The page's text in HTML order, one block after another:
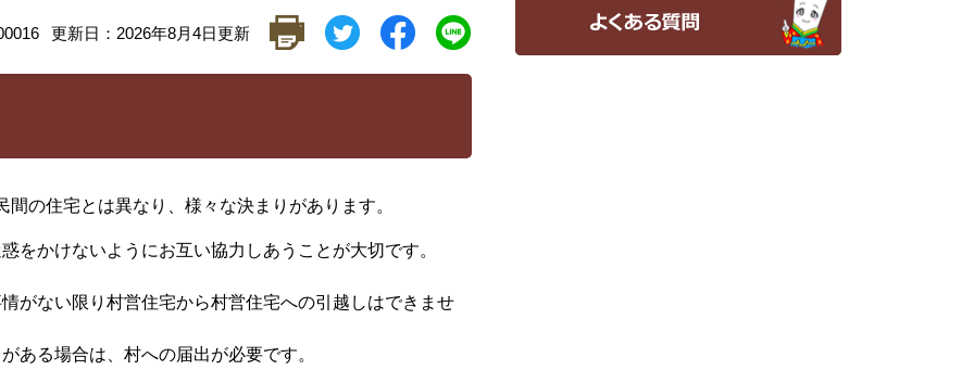
更新日：2026年8月4日更新
の住宅とは異なり、様々な決まりがあります。
をかけないようにお互い協力しあうことが大切です。
がない限り村営住宅から村営住宅への引越しはできませ
ある場合は、村への届出が必要です。